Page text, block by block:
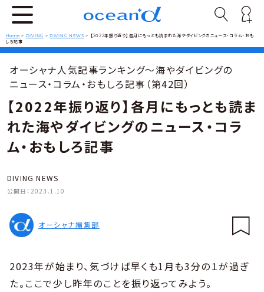
Home > DIVING >DIVING NEWS >
【2022年振り返り】各月にもっとも読まれた海やダイビングのニュース・コラム・おも
しろ記事
オーシャナ人気記事ランキング～海やダイビングの
ニュース・コラム・おもしろ記事（第42回）
【2022年振り返り】各月にもっとも読ま
れた海やダイビングのニュース・コラ
ム・おもしろ記事
DIVING NEWS
公開日： 2023.1.10
オーシャナ編集部
2023年が始まり、気づけば早くも1月も3分の１が過ぎ
た。ここで少し昨年のことを振り返ってみよう。